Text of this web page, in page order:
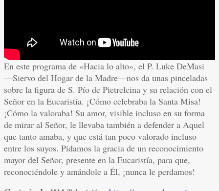
En este programa de «Hacia lo alto», el P. Luke DeMasi
—Siervo del Hogar de la Madre—nos da unas pinceladas
sobre la figura de S. Pío de Pietrelcina y su relación con el
Señor en la Eucaristía. ¡Cómo celebraba la Santa Misa!
¡Cómo la valoraba! Su amor, visible incluso en su forma
de mirar al Señor, le llevaba también a defender a Aquel
que tanto amaba, y que está tan poco valorado incluso
entre los suyos. Pidamos la gracia de un reconocimiento
mayor del Señor, presente en la Eucaristía, para que,
reconociéndole y amándole a Él, ¡nunca le perdamos!